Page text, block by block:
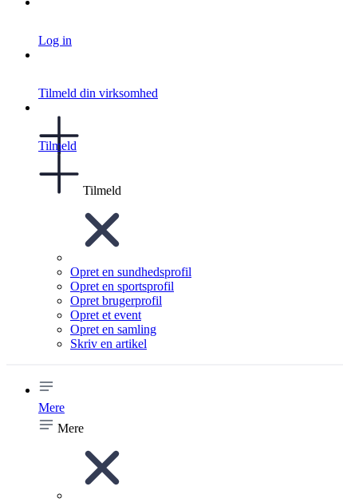
Log in
Tilmeld din virksomhed
Tilmeld
Tilmeld
Opret en sundhedsprofil
Opret en sportsprofil
Opret brugerprofil
Opret et event
Opret en samling
Skriv en artikel
Mere
Mere